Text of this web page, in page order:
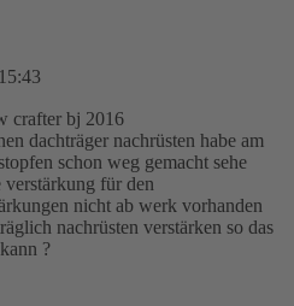
crafter bj 2016
dachträger nachrüsten habe am
schon weg gemacht sehe
für den
nicht ab werk vorhanden
nachrüsten verstärken so das
?